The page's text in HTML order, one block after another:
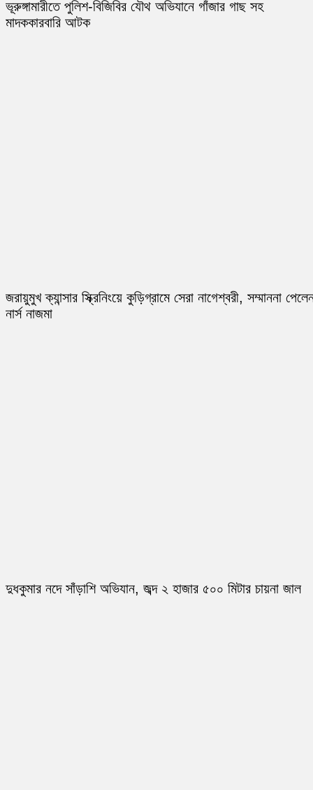
ভূরুঙ্গামারীতে পুলিশ-বিজিবির যৌথ অভিযানে গাঁজার গাছ সহ
মাদককারবারি আটক
জরায়ুমুখ ক্যান্সার স্ক্রিনিংয়ে কুড়িগ্রামে সেরা নাগেশ্বরী, সম্মাননা
নার্স নাজমা
দুধকুমার নদে সাঁড়াশি অভিযান, জব্দ ২ হাজার ৫০০ মিটার চায়না জাল